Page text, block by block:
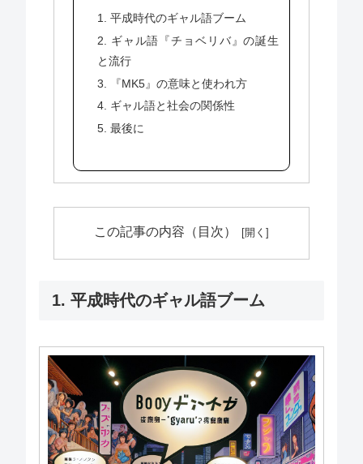
1. 平成時代のギャル語ブーム
2. ギャル語『チョベリバ』の誕生
と流行
3. 『MK5』の意味と使われ方
4. ギャル語と社会の関係性
5. 最後に
この記事の内容（目次）
1. 平成時代のギャル語ブーム